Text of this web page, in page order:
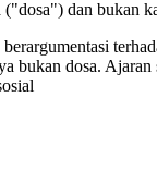
dan bukan
bukan dosa.